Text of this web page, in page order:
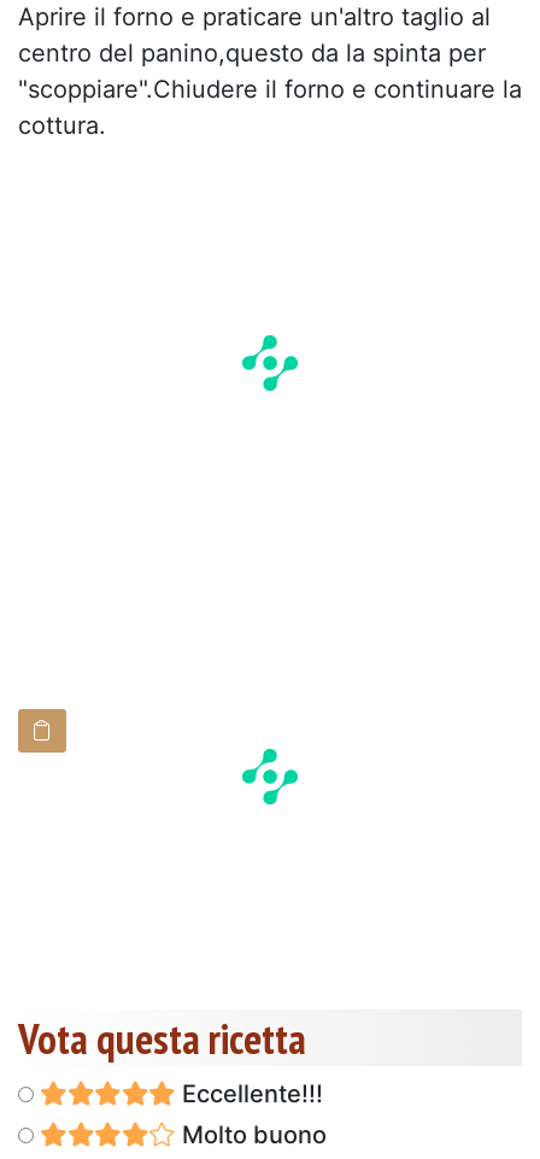
Aprire il forno e praticare un'altro taglio al
centro del panino,questo da la spinta per
"scoppiare".Chiudere il forno e continuare la
cottura.
Vota questa ricetta
Eccellente!!!
Molto buono